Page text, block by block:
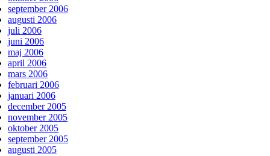
september 2006
augusti 2006
juli 2006
juni 2006
maj 2006
april 2006
mars 2006
februari 2006
januari 2006
december 2005
november 2005
oktober 2005
september 2005
augusti 2005